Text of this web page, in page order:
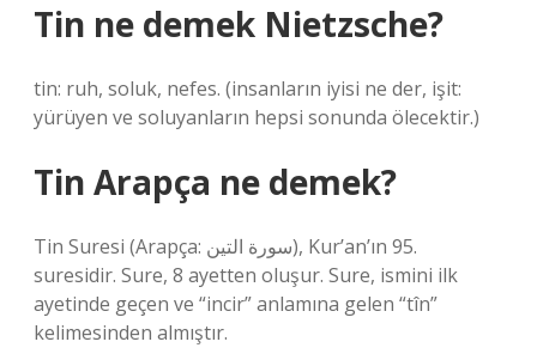
Tin ne demek Nietzsche?
tin: ruh, soluk, nefes. (insanların iyisi ne der, işit:
yürüyen ve soluyanların hepsi sonunda ölecektir.)
Tin Arapça ne demek?
Tin Suresi (Arapça: سورة التين), Kur’an’ın 95.
suresidir. Sure, 8 ayetten oluşur. Sure, ismini ilk
ayetinde geçen ve “incir” anlamına gelen “tîn”
kelimesinden almıştır.